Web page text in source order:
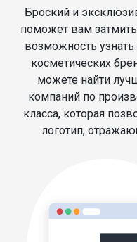
Броский и
поможет вам
возможность
косметических
можете найти
компаний по
класса, которая
логотип,